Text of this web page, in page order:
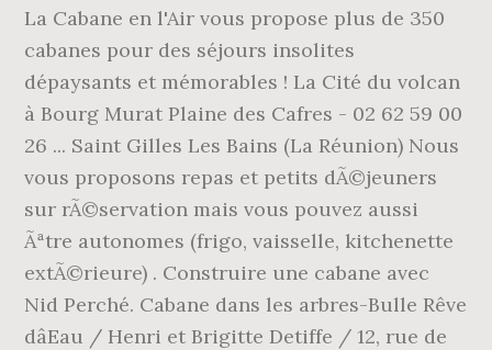
La Cabane en l'Air vous propose plus de 350
cabanes pour des séjours insolites
dépaysants et mémorables ! La Cité du volcan
à Bourg Murat Plaine des Cafres - 02 62 59 00
26 ... Saint Gilles Les Bains (La Réunion) Nous
vous proposons repas et petits dÃ©jeuners
sur rÃ©servation mais vous pouvez aussi
Ãªtre autonomes (frigo, vaisselle, kitchenette
extÃ©rieure) . Construire une cabane avec
Nid Perché. Cabane dans les arbres-Bulle Rêve
dâEau / Henri et Brigitte Detiffe / 12, rue de